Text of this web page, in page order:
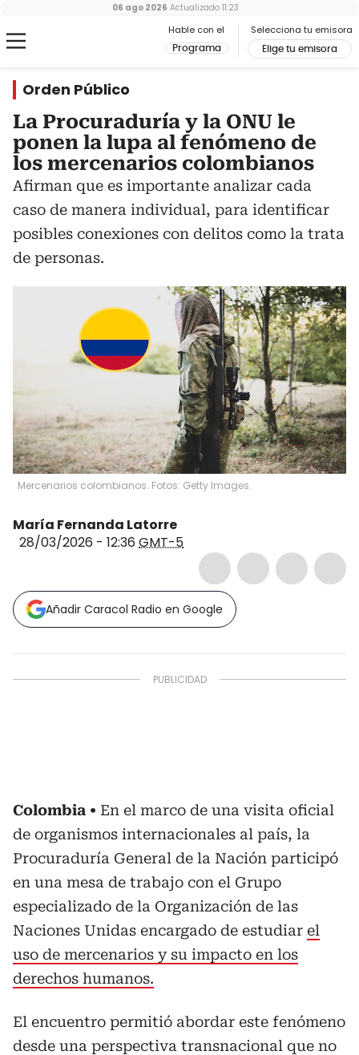
Hable con el
Programa
Selecciona tu emisora
Elige tu emisora
06 ago 2026 Actualizado 11:23
Orden Público
La Procuraduría y la ONU le
ponen la lupa al fenómeno de
los mercenarios colombianos
Afirman que es importante analizar cada
caso de manera individual, para identificar
posibles conexiones con delitos como la trata
de personas.
Mercenarios colombianos. Fotos: Getty Images.
María Fernanda Latorre
28/03/2026 - 12:36 GMT-5
Añadir Caracol Radio en Google
Colombia
En el marco de una visita oficial
de organismos internacionales al país, la
Procuraduría General de la Nación participó
en una mesa de trabajo con el Grupo
especializado de la Organización de las
Naciones Unidas encargado de estudiar el
uso de mercenarios y su impacto en los
derechos humanos.
El encuentro permitió abordar este fenómeno
desde una perspectiva transnacional que no